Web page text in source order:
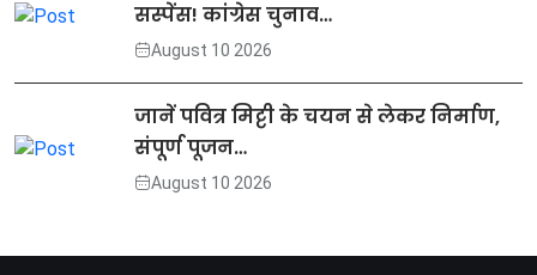
सस्पेंस! कांग्रेस चुनाव…
August 10 2026
जानें पवित्र मिट्टी के चयन से लेकर निर्माण,
संपूर्ण पूजन…
August 10 2026